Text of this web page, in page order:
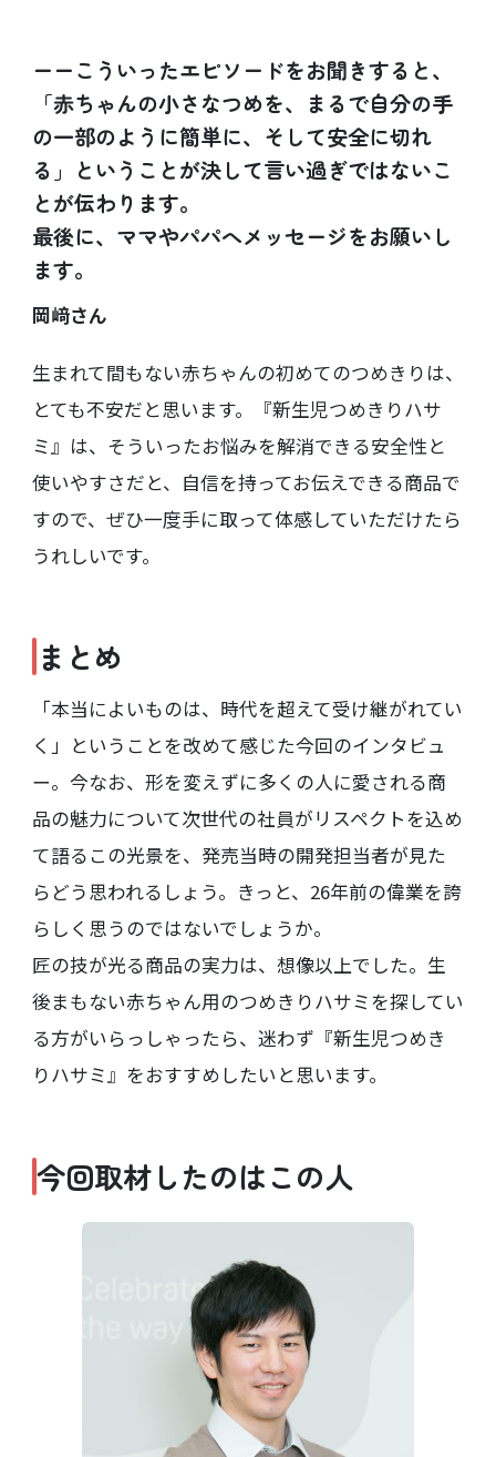
ーーこういったエピソードをお聞きすると、
「赤ちゃんの小さなつめを、まるで自分の手
の一部のように簡単に、そして安全に切れ
る」ということが決して言い過ぎではないこ
とが伝わります。
最後に、ママやパパへメッセージをお願いし
ます。
岡﨑さん
生まれて間もない赤ちゃんの初めてのつめきりは、
とても不安だと思います。『新生児つめきりハサ
ミ』は、そういったお悩みを解消できる安全性と
使いやすさだと、自信を持ってお伝えできる商品で
すので、ぜひ一度手に取って体感していただけたら
うれしいです。
まとめ
「本当によいものは、時代を超えて受け継がれてい
く」ということを改めて感じた今回のインタビュ
ー。今なお、形を変えずに多くの人に愛される商
品の魅力について次世代の社員がリスペクトを込め
て語るこの光景を、発売当時の開発担当者が見た
らどう思われるしょう。きっと、26年前の偉業を誇
らしく思うのではないでしょうか。
匠の技が光る商品の実力は、想像以上でした。生
後まもない赤ちゃん用のつめきりハサミを探してい
る方がいらっしゃったら、迷わず『新生児つめき
りハサミ』をおすすめしたいと思います。
今回取材したのはこの人